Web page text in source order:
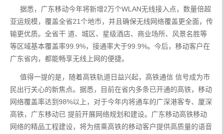
据悉，广东移动今年将新增2万个WLAN无线接入点，数量倍超
亚运规模，覆盖全省21个地市，并且确保无线网络覆盖更全面，传
输更优质。全省干 道、城区、星级酒店、商业场所、风景名胜等
等区域基本覆盖率99.9%，接通率大于99.9%。今后，移动客户在
广东省内，都能畅享无线上网的便捷。
值得一提的是，随着高铁轨道日益兴起，高铁通信 信号成为市
民出行关心的新焦点。据悉，目前在省内多条已开通的高铁，移动
网络覆盖率达到98%以上，对于今年内将通车的广深港客专、厦深
高铁，广东移动已 提前开展网络规划和建设。广东移动高铁移动
网络的精品工程建设，将为搭乘高铁的移动客户提供高质量的语音